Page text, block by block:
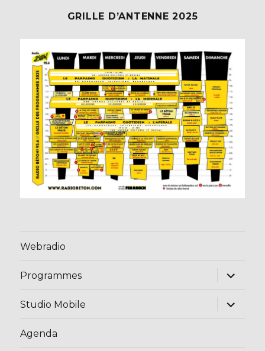
GRILLE D’ANTENNE 2025
Webradio
Programmes
ouvrir
menu
Studio Mobile
ouvrir
Agenda